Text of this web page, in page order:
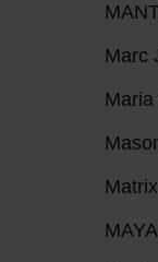
Marc
Matrix